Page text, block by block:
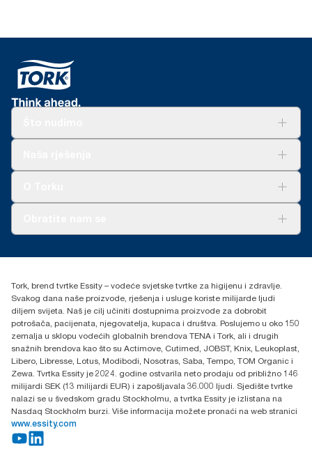
+385 913 900 004
H-1021 Budapest
Budakeszi út 51.
Tork, brend tvrtke Essity – vodeće svjetske tvrtke za higijenu i zdravlje.
Svakog dana naše proizvode, rješenja i usluge koriste milijarde ljudi
diljem svijeta. Naš je cilj učiniti dostupnima proizvode za dobrobit
potrošača, pacijenata, njegovatelja, kupaca i društva. Poslujemo u oko 150
zemalja u sklopu vodećih globalnih brendova TENA i Tork, ali i drugih
snažnih brendova kao što su Actimove, Cutimed, JOBST, Knix, Leukoplast,
Libero, Libresse, Lotus, Modibodi, Nosotras, Saba, Tempo, TOM Organic i
Zewa. Tvrtka Essity je 2024. godine ostvarila neto prodaju od približno 146
milijardi SEK (13 milijardi EUR) i zapošljavala 36.000 ljudi. Sjedište tvrtke
nalazi se u švedskom gradu Stockholmu, a tvrtka Essity je izlistana na
Nasdaq Stockholm burzi. Više informacija možete pronaći na web stranici
www.essity.com